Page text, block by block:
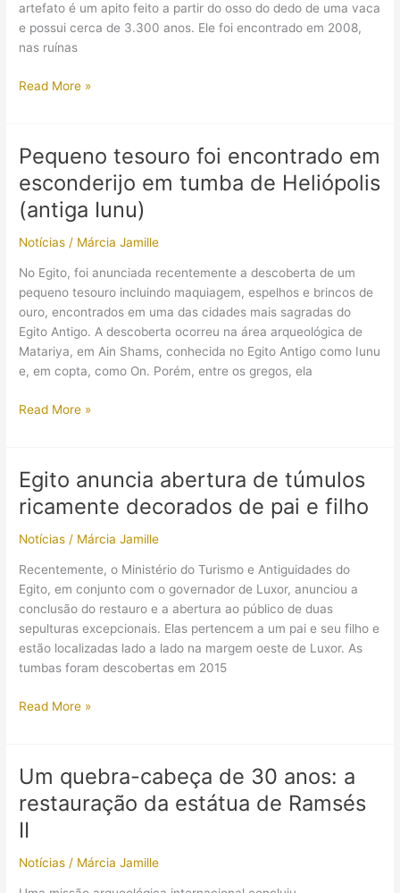
artefato é um apito feito a partir do osso do dedo de uma vaca
e possui cerca de 3.300 anos. Ele foi encontrado em 2008,
nas ruínas
Apito
3.300
anos
pode
revelar
detalhes
policiamento
no
Egito
Antigo
Read More »
Pequeno tesouro foi encontrado em
esconderijo em tumba de Heliópolis
(antiga Iunu)
Notícias / Márcia Jamille
No Egito, foi anunciada recentemente a descoberta de um
pequeno tesouro incluindo maquiagem, espelhos e brincos de
ouro, encontrados em uma das cidades mais sagradas do
Egito Antigo. A descoberta ocorreu na área arqueológica de
Matariya, em Ain Shams, conhecida no Egito Antigo como Iunu
e, em copta, como On. Porém, entre os gregos, ela
Pequeno
em
esconderijo
tumba
de
Heliópolis
(antiga
Iunu)
Read More »
Egito anuncia abertura de túmulos
ricamente decorados de pai e filho
Notícias / Márcia Jamille
Recentemente, o Ministério do Turismo e Antiguidades do
Egito, em conjunto com o governador de Luxor, anunciou a
conclusão do restauro e a abertura ao público de duas
sepulturas excepcionais. Elas pertencem a um pai e seu filho e
estão localizadas lado a lado na margem oeste de Luxor. As
tumbas foram descobertas em 2015
Egito
túmulos
ricamente
decorados
pai
Read More »
Um quebra-cabeça de 30 anos: a
restauração da estátua de Ramsés
II
Notícias / Márcia Jamille